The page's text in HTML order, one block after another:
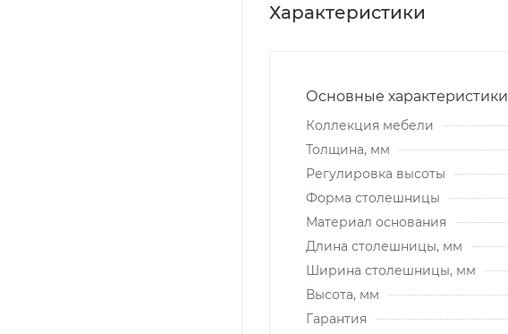
Характеристики
Основные характеристики
Коллекция мебели
Толщина, мм
Регулировка высоты
Форма столешницы
Материал основания
Длина столешницы, мм
Ширина столешницы, мм
Высота, мм
Гарантия